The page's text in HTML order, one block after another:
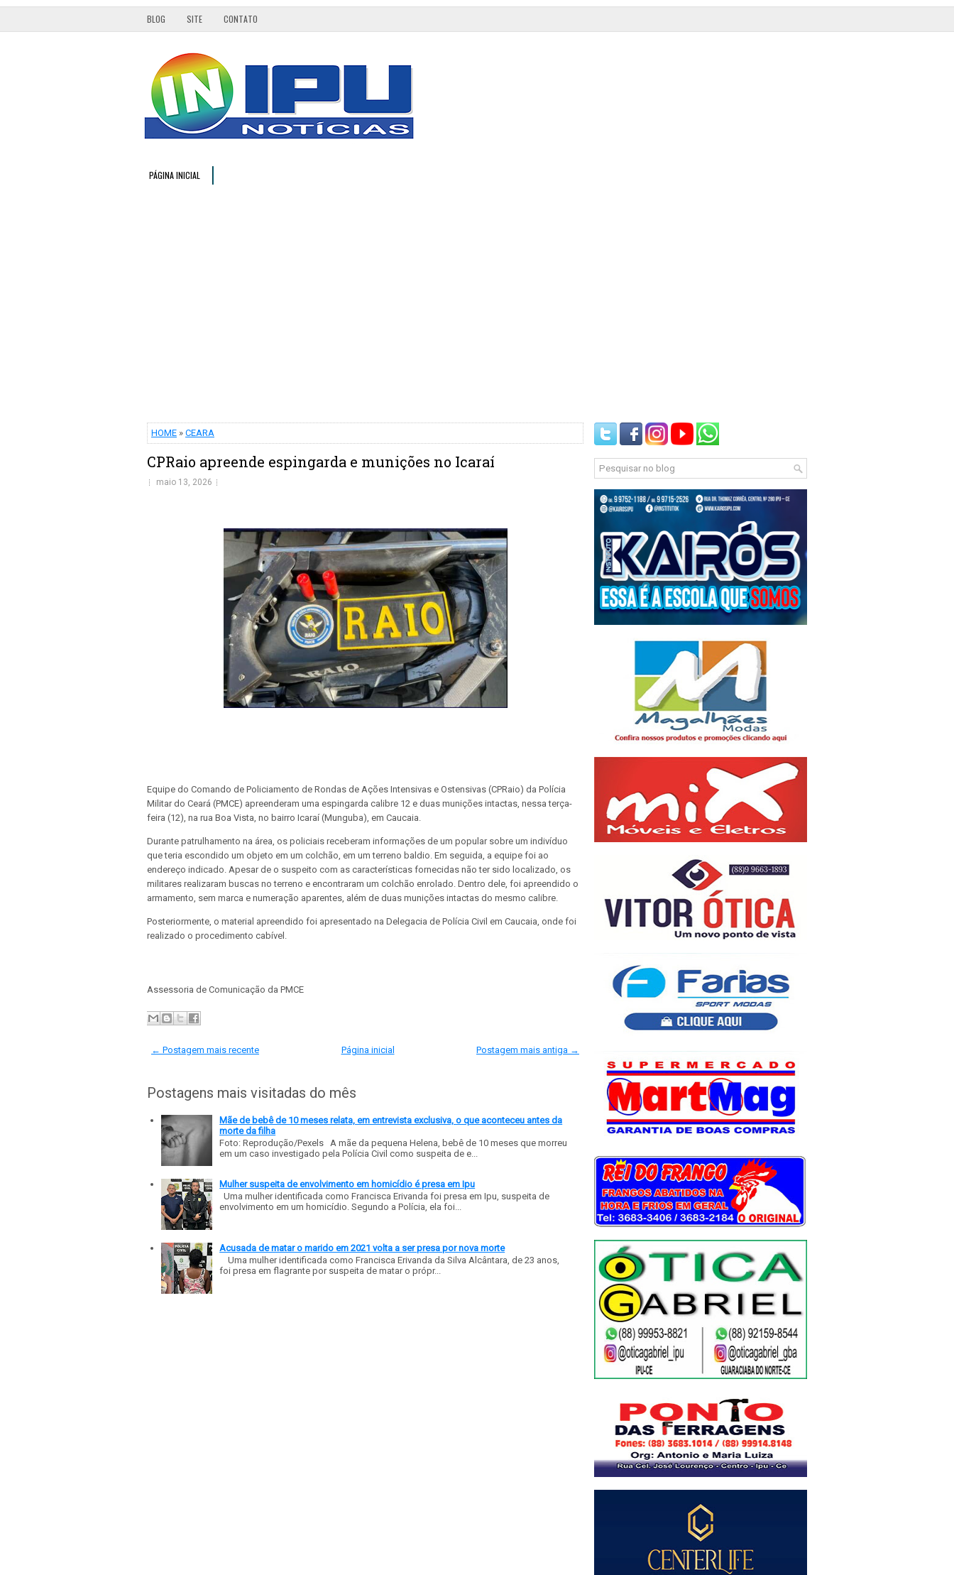
BLOG SITE CONTATO
PÁGINA INICIAL
HOME » CEARA
CPRaio apreende espingarda e munições no Icaraí
maio 13, 2026
Equipe do Comando de Policiamento de Rondas de Ações Intensivas e Ostensivas (CPRaio) da Polícia
Militar do Ceará (PMCE) apreenderam uma espingarda calibre 12 e duas munições intactas, nessa terça-
feira (12), na rua Boa Vista, no bairro Icaraí (Munguba), em Caucaia.
Durante patrulhamento na área, os policiais receberam informações de um popular sobre um indivíduo
que teria escondido um objeto em um colchão, em um terreno baldio. Em seguida, a equipe foi ao
endereço indicado. Apesar de o suspeito com as características fornecidas não ter sido localizado, os
militares realizaram buscas no terreno e encontraram um colchão enrolado. Dentro dele, foi apreendido o
armamento, sem marca e numeração aparentes, além de duas munições intactas do mesmo calibre.
Posteriormente, o material apreendido foi apresentado na Delegacia de Polícia Civil em Caucaia, onde foi
realizado o procedimento cabível.
Assessoria de Comunicação da PMCE
← Postagem mais recente Postagem mais antiga →
Página inicial
Postagens mais visitadas do mês
Mãe de bebê de 10 meses relata, em entrevista exclusiva, o que aconteceu antes da
morte da filha
Foto: Reprodução/Pexels A mãe da pequena Helena, bebê de 10 meses que morreu
em um caso investigado pela Polícia Civil como suspeita de e...
Mulher suspeita de envolvimento em homicídio é presa em Ipu
Uma mulher identificada como Francisca Erivanda foi presa em Ipu, suspeita de
envolvimento em um homicídio. Segundo a Polícia, ela foi...
Acusada de matar o marido em 2021 volta a ser presa por nova morte
Uma mulher identificada como Francisca Erivanda da Silva Alcântara, de 23 anos,
foi presa em flagrante por suspeita de matar o própr...